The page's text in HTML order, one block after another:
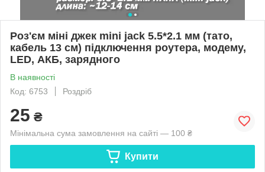
Роз'єм міні джек mini jack 5.5*2.1 мм (тато,
кабель 13 см) підключення роутера, модему,
LED, АКБ, зарядного
В наявності
Код: 6753
Роздріб
25 ₴
Мінімальна сума замовлення на сайті — 100 ₴
Купити